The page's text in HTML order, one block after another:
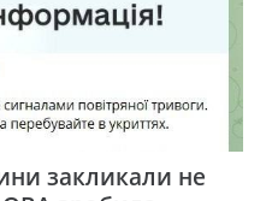
закликали не